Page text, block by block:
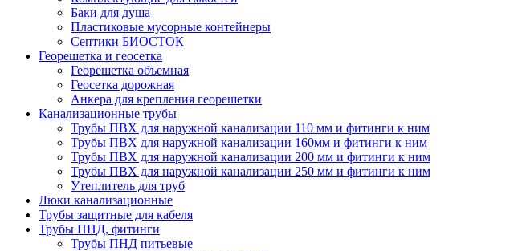
Баки для душа
Пластиковые мусорные контейнеры
Септики БИОСТОК
Георешетка и геосетка
Георешетка объемная
Геосетка дорожная
Анкера для крепления георешетки
Канализационные трубы
Трубы ПВХ для наружной канализации 110 мм и фитинги к ним
Трубы ПВХ для наружной канализации 160мм и фитинги к ним
Трубы ПВХ для наружной канализации 200 мм и фитинги к ним
Трубы ПВХ для наружной канализации 250 мм и фитинги к ним
Утеплитель для труб
Люки канализационные
Трубы защитные для кабеля
Трубы ПНД, фитинги
Трубы ПНД питьевые